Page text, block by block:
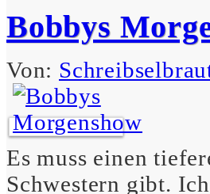
Bobbys
Von:
Es muss einen
Schwestern gibt.